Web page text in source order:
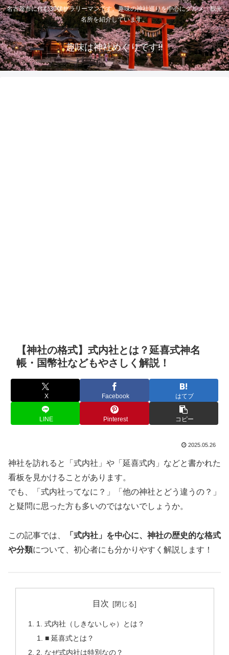
名古屋市に住む30代サラリーマンです。趣味の神社巡りを中心にグルメ、観光
名所を紹介しています。
趣味は神社めぐりです!!
【神社の格式】式内社とは？延喜式神名
帳・国幣社などもやさしく解説！
X Facebook はてブ
LINE Pinterest コピー
2025.05.26
神社を訪れると「式内社」や「延喜式内」などと書かれた
看板を見かけることがあります。
でも、「式内社ってなに？」「他の神社とどう違うの？」
と疑問に思った方も多いのではないでしょうか。
この記事では、
「式内社」を中心に、神社の歴史的な格式
や分類について、初心者にも分かりやすく解説します！
目次
1. 式内社（しきないしゃ）とは？
■ 延喜式とは？
2. なぜ式内社は特別なの？